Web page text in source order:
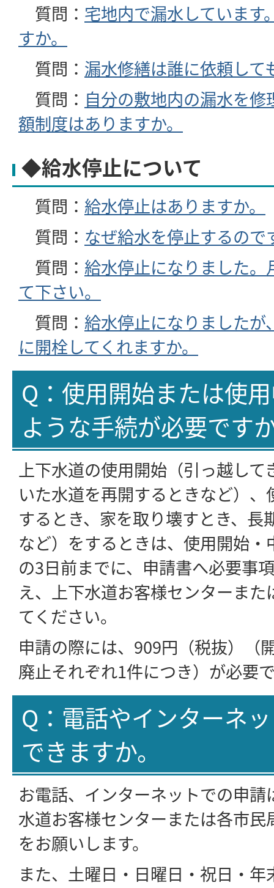
質問： 宅地内で漏水しています
すか。
質問： 漏水修繕は誰に依頼して
質問： 自分の敷地内の漏水を
額制度はありますか。
◆給水停止について
質問： 給水停止はありますか。
質問： なぜ給水を停止するので
質問： 給水停止になりました
て下さい。
質問： 給水停止になりましたが
に開栓してくれますか。
Q：使用開始または使
ような手続が必要です
上下水道の使用開始（引っ越して
いた水道を再開するときなど）
するとき、家を取り壊すとき、長
など）をするときは、使用開始
の3日前までに、申請書へ必要事
え、上下水道お客様センターま
てください。
申請の際には、909円（税抜）（
廃止それぞれ1件につき）が必要
Q：電話やインターネ
できますか。
お電話、インターネットでの申
水道お客様センターまたは各市
をお願いします。
また、土曜日・日曜日・祝日・